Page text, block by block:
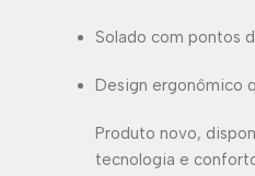
Solado com pontos
Design ergonômico
Produto novo,
tecnologia e